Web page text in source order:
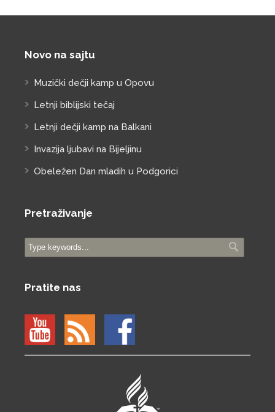
Novo na sajtu
Muzički dečji kamp u Opovu
Letnji biblijski tečaj
Letnji dečji kamp na Balkani
Invazija ljubavi na Bijeljinu
Obeležen Dan mladih u Podgorici
Pretraživanje
Pratite nas